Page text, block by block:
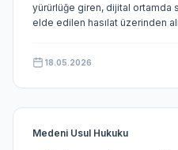
yürürlüğe giren, dijital ortamda
elde edilen hasılat üzerinden
alınmaktadır.
18.05.2026
Medeni Usul Hukuku